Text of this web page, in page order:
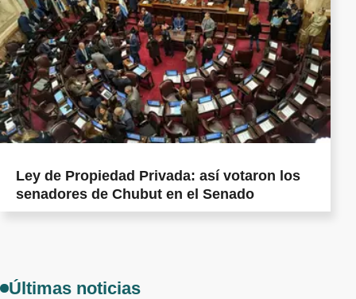
Ley de Propiedad Privada: así votaron los
senadores de Chubut en el Senado
Últimas noticias